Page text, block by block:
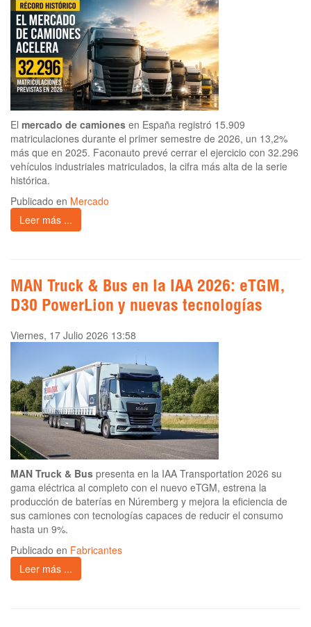
El mercado de camiones en España registró 15.909
matriculaciones durante el primer semestre de 2026, un 13,2%
más que en 2025. Faconauto prevé cerrar el ejercicio con 32.296
vehículos industriales matriculados, la cifra más alta de la serie
histórica.
Publicado en Mercado
Leer más ...
MAN Truck & Bus en la IAA 2026: eTGM,
D30 PowerLion y nuevas tecnologías
Viernes, 17 Julio 2026 13:58
MAN Truck & Bus presenta en la IAA Transportation 2026 su
gama eléctrica al completo con el nuevo eTGM, estrena la
producción de baterías en Núremberg y mejora la eficiencia de
sus camiones con tecnologías capaces de reducir el consumo
hasta un 9%.
Publicado en Fabricantes
Leer más ...